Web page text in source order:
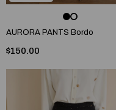
AURORA PANTS Bordo
$150.00